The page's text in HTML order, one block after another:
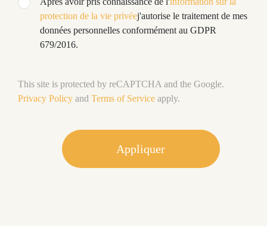
protection de la vie privéej'autorise le traitement de mes
données personnelles conformément au GDPR
679/2016.
This site is protected by reCAPTCHA and the Google.
Privacy Policy and Terms of Service apply.